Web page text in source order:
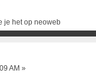
je het op neoweb
AM »